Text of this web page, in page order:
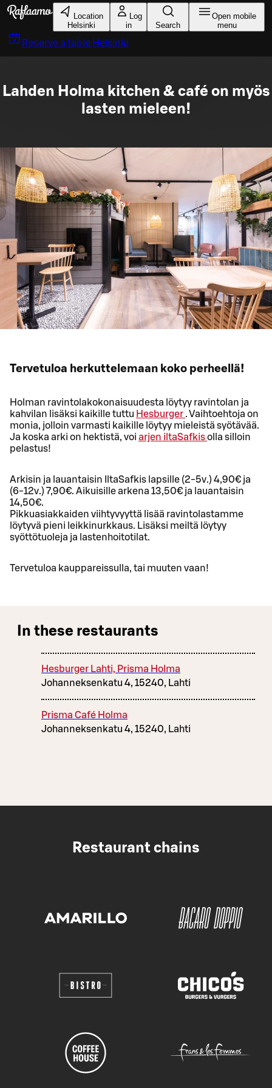
Skip to main content
Location
Helsinki
Log
in
Search
Open mobile
menu
Reserve a table Helsinki
Lahden Holma kitchen & café on myös
lasten mieleen!
Tervetuloa herkuttelemaan koko perheellä!
Holman ravintolakokonaisuudesta löytyy ravintolan ja
kahvilan lisäksi kaikille tuttu Hesburger . Vaihtoehtoja on
monia, jolloin varmasti kaikille löytyy mieleistä syötävää.
Ja koska arki on hektistä, voi arjen iltaSafkisolla silloin
pelastus!
Arkisin ja lauantaisin IltaSafkis lapsille (2-5v.) 4,90€ ja
(6-12v.) 7,90€. Aikuisille arkena 13,50€ ja lauantaisin
14,50€.
Pikkuasiakkaiden viihtyvyyttä lisää ravintolastamme
löytyvä pieni leikkinurkkaus. Lisäksi meiltä löytyy
syöttötuoleja ja lastenhoitotilat.
Tervetuloa kauppareissulla, tai muuten vaan!
In these restaurants
Hesburger Lahti, Prisma Holma
Johanneksenkatu 4, 15240, Lahti
Prisma Café Holma
Johanneksenkatu 4, 15240, Lahti
Restaurant chains